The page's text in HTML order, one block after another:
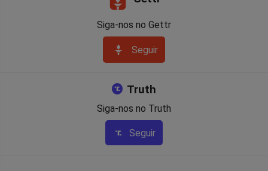
Siga-nos no Gettr
Seguir
Truth
Siga-nos no Truth
Seguir